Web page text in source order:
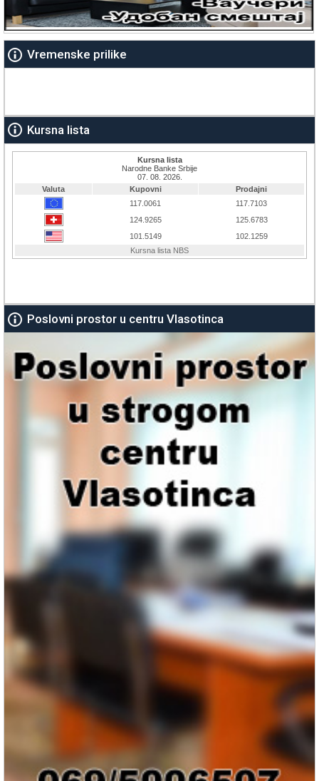
Vremenske prilike
Kursna lista
Poslovni prostor u centru Vlasotinca